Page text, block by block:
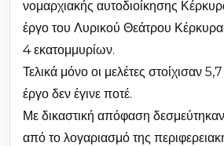
νομαρχιακής αυτοδιοίκησης
έργο του Λυρικού Θεάτρου
4 εκατομμυρίων.
Τελικά μόνο οι μελέτες στοίχισαν
έργο δεν έγινε ποτέ.
Με δικαστική απόφαση
από το λογαριασμό της